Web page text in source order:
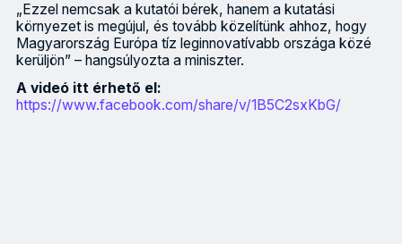
„Ezzel nemcsak a kutatói bérek, hanem a kutatási
környezet is megújul, és tovább közelítünk ahhoz, hogy
Magyarország Európa tíz leginnovatívabb országa közé
kerüljön” – hangsúlyozta a miniszter.
A videó itt érhető el:
https://www.facebook.com/share/v/1B5C2sxKbG/